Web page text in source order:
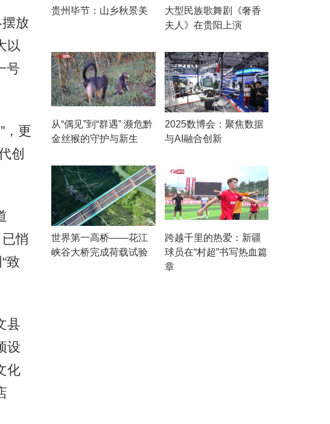
放
以
号
，更
创
悄
致
县
设
化
贵州毕节：山乡秋景美
大型民族歌舞剧《奢香
夫人》在贵阳上演
从“偶见”到“群遇” 濒危黔
金丝猴的守护与新生
2025数博会：聚焦数据
与AI融合创新
世界第一高桥——花江
峡谷大桥完成荷载试验
跨越千里的热爱：新疆
球员在“村超”书写热血篇
章